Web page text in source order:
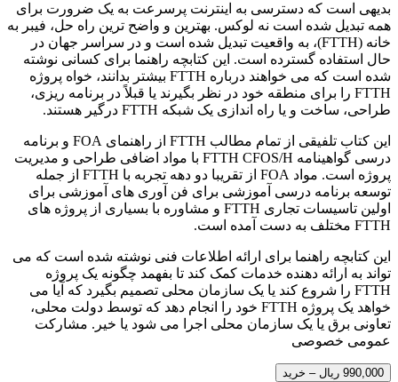
بدیهی است که دسترسی به اینترنت پرسرعت به یک ضرورت برای
همه تبدیل شده است نه لوکس. بهترین و واضح ترین راه حل، فیبر به
خانه (FTTH)، به واقعیت تبدیل شده است و در سراسر جهان در
حال استفاده گسترده است. این کتابچه راهنما برای کسانی نوشته
شده است که می خواهند درباره FTTH بیشتر بدانند، خواه پروژه
FTTH را برای منطقه خود در نظر بگیرند یا قبلاً در برنامه ریزی،
طراحی، ساخت و یا راه اندازی یک شبکه FTTH درگیر هستند.
این کتاب تلفیقی از تمام مطالب FTTH از راهنمای FOA و برنامه
درسی گواهینامه FTTH CFOS/H با مواد اضافی طراحی و مدیریت
پروژه است. مواد FOA از تقریبا دو دهه تجربه با FTTH از جمله
توسعه برنامه درسی آموزشی برای فن آوری های آموزشی برای
اولین تاسیسات تجاری FTTH و مشاوره با بسیاری از پروژه های
FTTH مختلف به دست آمده است.
این کتابچه راهنما برای ارائه اطلاعات فنی نوشته شده است که می
تواند به ارائه دهنده خدمات کمک کند تا بفهمد چگونه یک پروژه
FTTH را شروع کند یا یک سازمان محلی تصمیم بگیرد که آیا می
خواهد یک پروژه FTTH خود را انجام دهد که توسط دولت محلی،
تعاونی برق یا یک سازمان محلی اجرا می شود یا خیر. مشارکت
عمومی خصوصی
990,000 ریال – خرید